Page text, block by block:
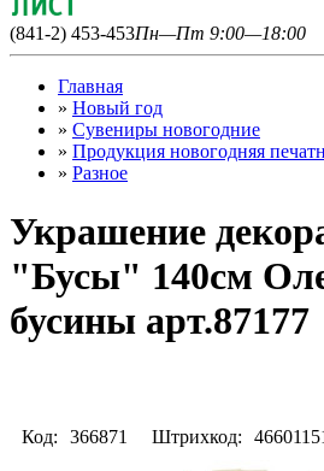
(841-2) 453-453Пн—Пт 9:00—18:00
Главная
» Новый год
» Сувениры новогодние
» Продукция новогодняя
» Разное
Украшение
"Бусы" 140см
бусины арт.87177
Код: 366871 Штрихкод: